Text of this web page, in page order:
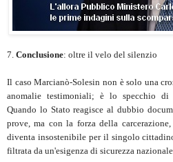
7. Conclusione: oltre il velo del silenzio
Il caso Marcianò-Solesin non è solo una
anomalie testimoniali; è lo specchio di
Quando lo Stato reagisce al dubbio
prove, ma con la forza della
diventa insostenibile per il singolo
filtrata da un'esigenza di sicurezza